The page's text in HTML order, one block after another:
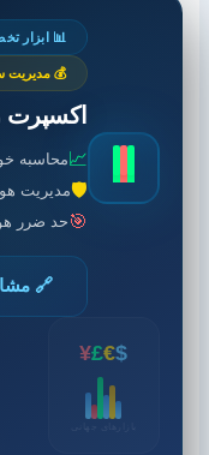
📊 ابزار
💰 مدیریت
اکسپرت
📈 محاسبه
🛡️مدیریت
🎯 حد ضرر
🔗
$
€
£
¥
بازارهای جهانی